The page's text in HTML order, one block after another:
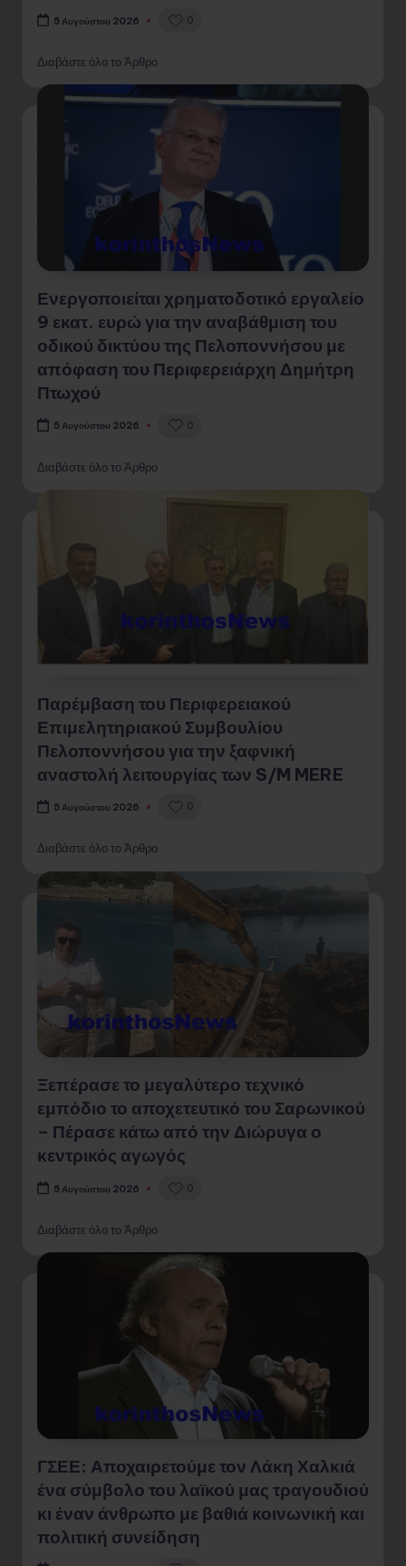
5 Αυγούστου 2026 0
Διαβάστε όλο το Άρθρο
Ενεργοποιείται χρηματοδοτικό εργαλείο
9 εκατ. ευρώ για την αναβάθμιση του
οδικού δικτύου της Πελοποννήσου με
απόφαση του Περιφερειάρχη Δημήτρη
Πτωχού
5 Αυγούστου 2026 0
Διαβάστε όλο το Άρθρο
Παρέμβαση του Περιφερειακού
Επιμελητηριακού Συμβουλίου
Πελοποννήσου για την ξαφνική
αναστολή λειτουργίας των S/M MERE
5 Αυγούστου 2026 0
Διαβάστε όλο το Άρθρο
Ξεπέρασε το μεγαλύτερο τεχνικό
εμπόδιο το αποχετευτικό του Σαρωνικού
– Πέρασε κάτω από την Διώρυγα ο
κεντρικός αγωγός
5 Αυγούστου 2026 0
Διαβάστε όλο το Άρθρο
ΓΣΕΕ: Αποχαιρετούμε τον Λάκη Χαλκιά
ένα σύμβολο του λαϊκού μας τραγουδιού
κι έναν άνθρωπο με βαθιά κοινωνική και
πολιτική συνείδηση